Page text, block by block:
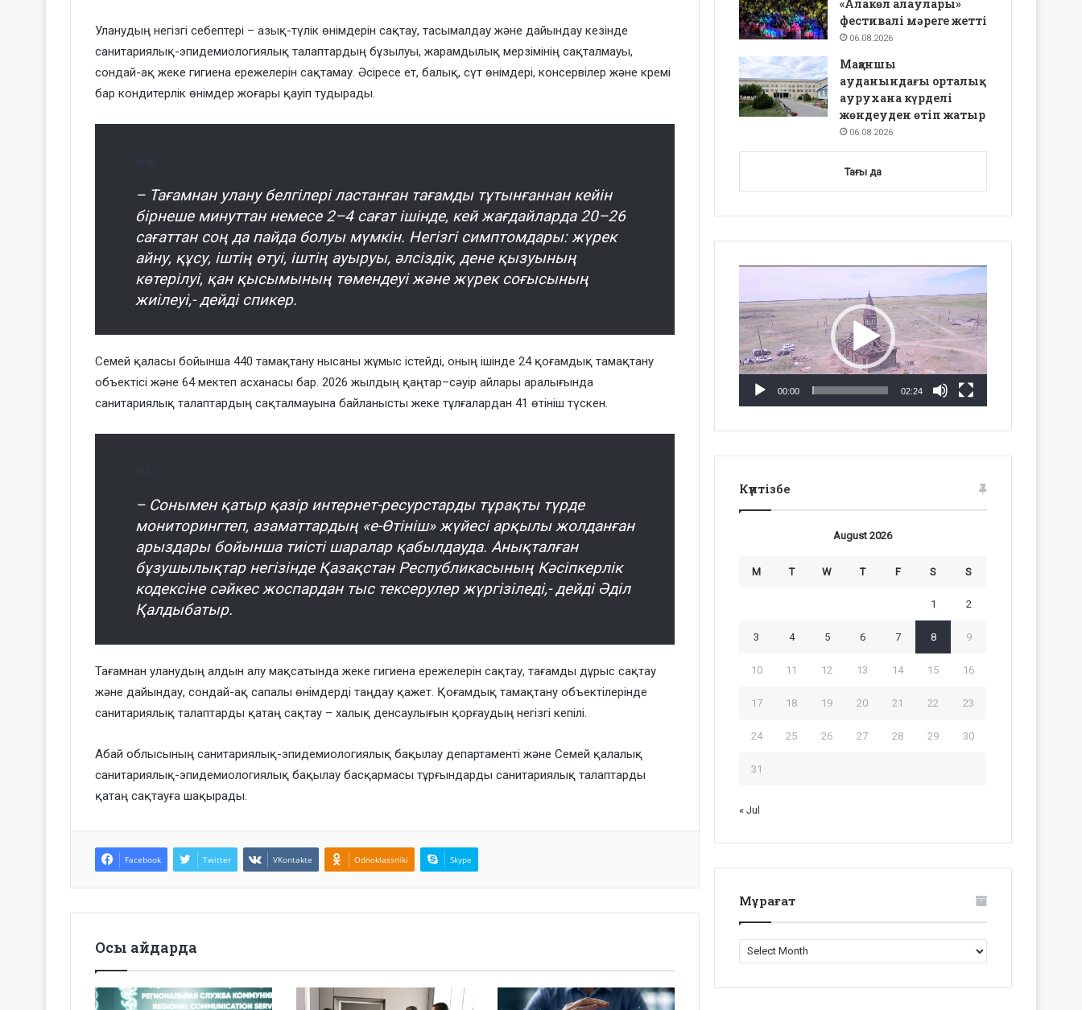
Уланудың негізгі себептері – азық-түлік өнімдерін сақтау, тасымалдау және дайындау кезінде
санитариялық-эпидемиологиялық талаптардың бұзылуы, жарамдылық мерзімінің сақталмауы,
сондай-ақ жеке гигиена ережелерін сақтамау. Әсіресе ет, балық, сүт өнімдері, консервілер және кремі
бар кондитерлік өнімдер жоғары қауіп тудырады.
– Тағамнан улану белгілері ластанған тағамды тұтынғаннан кейін
бірнеше минуттан немесе 2–4 сағат ішінде, кей жағдайларда 20–26
сағаттан соң да пайда болуы мүмкін. Негізгі симптомдары: жүрек
айну, құсу, іштің өтуі, іштің ауыруы, әлсіздік, дене қызуының
көтерілуі, қан қысымының төмендеуі және жүрек соғысының
жиілеуі,- дейді спикер.
Семей қаласы бойынша 440 тамақтану нысаны жұмыс істейді, оның ішінде 24 қоғамдық тамақтану
объектісі және 64 мектеп асханасы бар. 2026 жылдың қаңтар–сәуір айлары аралығында
санитариялық талаптардың сақталмауына байланысты жеке тұлғалардан 41 өтініш түскен.
– Сонымен қатыр қазір интернет-ресурстарды тұрақты түрде
мониторингтеп, азаматтардың «е-Өтініш» жүйесі арқылы жолданған
арыздары бойынша тиісті шаралар қабылдауда. Анықталған
бұзушылықтар негізінде Қазақстан Республикасының Кәсіпкерлік
кодексіне сәйкес жоспардан тыс тексерулер жүргізіледі,- дейді Әділ
Қалдыбатыр.
Тағамнан уланудың алдын алу мақсатында жеке гигиена ережелерін сақтау, тағамды дұрыс сақтау
және дайындау, сондай-ақ сапалы өнімдерді таңдау қажет. Қоғамдық тамақтану объектілерінде
санитариялық талаптарды қатаң сақтау – халық денсаулығын қорғаудың негізгі кепілі.
Абай облысының санитариялық-эпидемиологиялық бақылау департаменті және Семей қалалық
санитариялық-эпидемиологиялық бақылау басқармасы тұрғындарды санитариялық талаптарды
қатаң сақтауға шақырады.
Facebook Twitter VKontakte Odnoklassniki Skype
Осы айдарда
«Алакөл алаулары»
фестивалі мәреге жетті
06.08.2026
Мақаншы
ауданындағы орталық
аурухана күрделі
жөндеуден өтіп жатыр
06.08.2026
Тағы да
00:00 02:24
Күнтізбе
August 2026
M T W T F S S
1 2
3 4 5 6 7 8 9
10 11 12 13 14 15 16
17 18 19 20 21 22 23
24 25 26 27 28 29 30
31
« Jul
Мұрағат
Мұрағат